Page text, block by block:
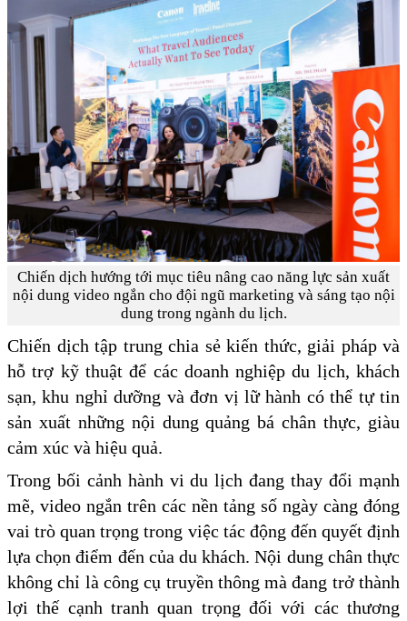
Chiến dịch hướng tới mục tiêu nâng cao năng lực sản xuất
nội dung video ngắn cho đội ngũ marketing và sáng tạo nội
dung trong ngành du lịch.
Chiến dịch tập trung chia sẻ kiến thức, giải pháp và
hỗ trợ kỹ thuật để các doanh nghiệp du lịch, khách
sạn, khu nghỉ dưỡng và đơn vị lữ hành có thể tự tin
sản xuất những nội dung quảng bá chân thực, giàu
cảm xúc và hiệu quả.
Trong bối cảnh hành vi du lịch đang thay đổi mạnh
mẽ, video ngắn trên các nền tảng số ngày càng đóng
vai trò quan trọng trong việc tác động đến quyết định
lựa chọn điểm đến của du khách. Nội dung chân thực
không chỉ là công cụ truyền thông mà đang trở thành
lợi thế cạnh tranh quan trọng đối với các thương